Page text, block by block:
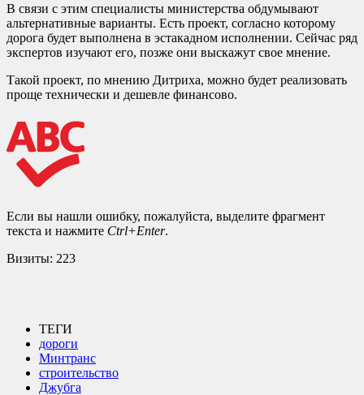
В связи с этим специалисты министерства обдумывают
альтернативные варианты. Есть проект, согласно которому
дорога будет выполнена в эстакадном исполнении. Сейчас ряд
экспертов изучают его, позже они выскажут свое мнение.
Такой проект, по мнению Дитриха, можно будет реализовать
проще технически и дешевле финансово.
Если вы нашли ошибку, пожалуйста, выделите фрагмент
текста и нажмите Ctrl+Enter.
Визиты: 223
ТЕГИ
дороги
Минтранс
строительство
Джубга